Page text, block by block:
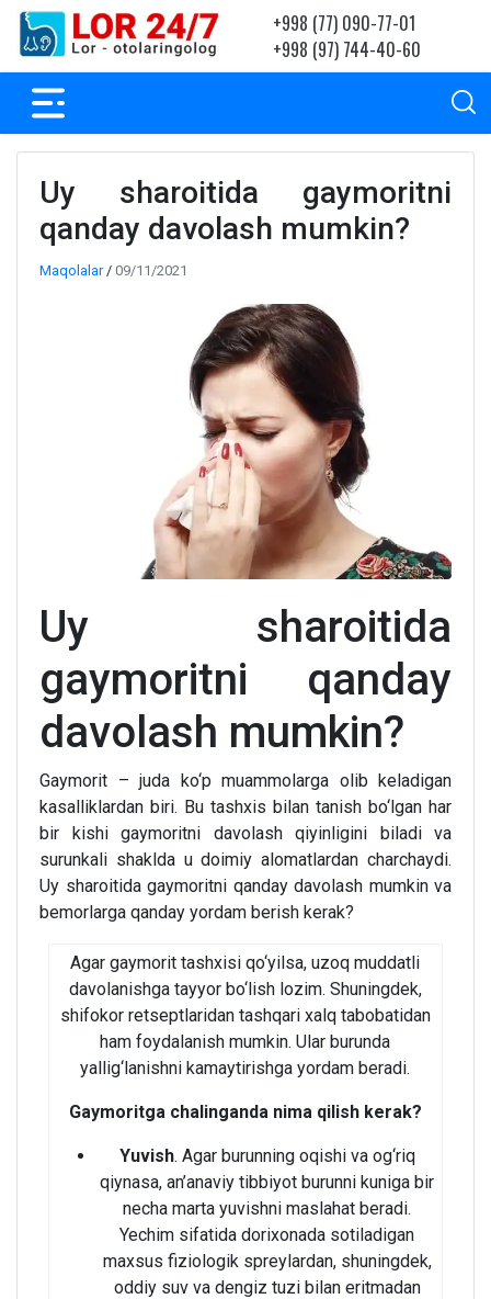
+998 (77) 090-77-01
+998 (97) 744-40-60
Uy sharoitida gaymoritni
qanday davolash mumkin?
Maqolalar/ 09/11/2021
Uy sharoitida
gaymoritni qanday
davolash mumkin?
Gaymorit – juda ko‘p muammolarga olib keladigan
kasalliklardan biri. Bu tashxis bilan tanish bo‘lgan har
bir kishi gaymoritni davolash qiyinligini biladi va
surunkali shaklda u doimiy alomatlardan charchaydi.
Uy sharoitida gaymoritni qanday davolash mumkin va
bemorlarga qanday yordam berish kerak?
Agar gaymorit tashxisi qo‘yilsa, uzoq muddatli
davolanishga tayyor bo‘lish lozim. Shuningdek,
shifokor retseptlaridan tashqari xalq tabobatidan
ham foydalanish mumkin. Ular burunda
yallig‘lanishni kamaytirishga yordam beradi.
Gaymoritga chalinganda nima qilish kerak?
Yuvish. Agar burunning oqishi va og‘riq
qiynasa, an’anaviy tibbiyot burunni kuniga bir
necha marta yuvishni maslahat beradi.
Yechim sifatida dorixonada sotiladigan
maxsus fiziologik spreylardan, shuningdek,
oddiy suv va dengiz tuzi bilan eritmadan